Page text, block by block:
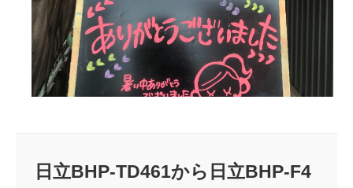
日立BHP-TD461から日立BHP-F4